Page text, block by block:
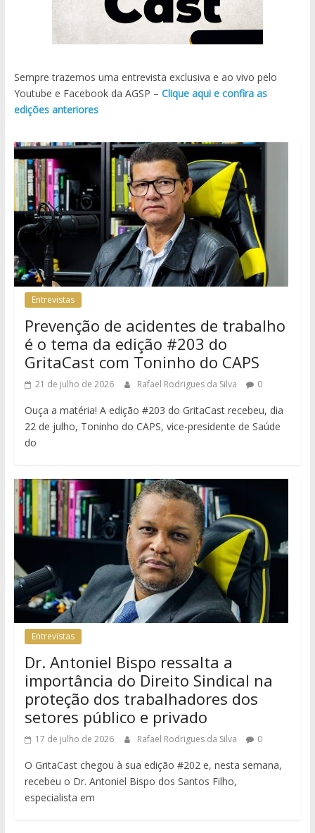
Sempre trazemos uma entrevista exclusiva e ao vivo pelo
Youtube e Facebook da AGSP – Clique aqui e confira as
edições anteriores
Entrevistas
Prevenção de acidentes de trabalho
é o tema da edição #203 do
GritaCast com Toninho do CAPS
21 de julho de 2026 Rafael Rodrigues da Silva 0
Ouça a matéria! A edição #203 do GritaCast recebeu, dia
22 de julho, Toninho do CAPS, vice-presidente de Saúde
do
Entrevistas
Dr. Antoniel Bispo ressalta a
importância do Direito Sindical na
proteção dos trabalhadores dos
setores público e privado
17 de julho de 2026 Rafael Rodrigues da Silva 0
O GritaCast chegou à sua edição #202 e, nesta semana,
recebeu o Dr. Antoniel Bispo dos Santos Filho,
especialista em